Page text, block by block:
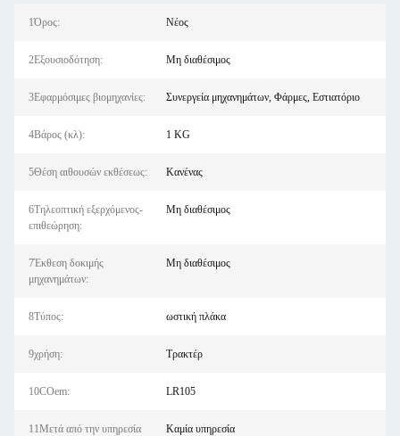
1Όρος: Νέος
2Εξουσιοδότηση: Μη διαθέσιμος
3Εφαρμόσιμες βιομηχανίες: Συνεργεία μηχανημάτων, Φάρμες, Εστιατόριο
4Βάρος (κλ): 1 KG
5Θέση αιθουσών εκθέσεως: Κανένας
6Τηλεοπτική εξερχόμενος-
επιθεώρηση:
Μη διαθέσιμος
7Έκθεση δοκιμής
μηχανημάτων:
Μη διαθέσιμος
8Τύπος: ωστική πλάκα
9χρήση: Τρακτέρ
10COem: LR105
11Μετά από την υπηρεσία
Καμία υπηρεσία